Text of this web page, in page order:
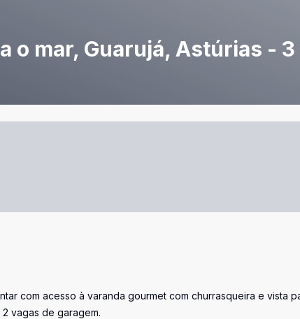
o mar, Guarujá, Astúrias -
com acesso à varanda gourmet com churrasqueira e vista
vagas de garagem.